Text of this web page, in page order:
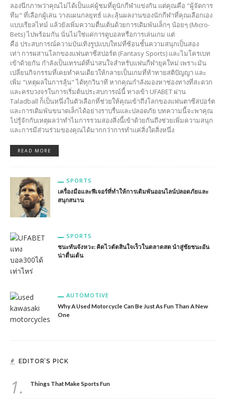
ลองนึกภาพว่าคุณไม่ได้เป็นแค่ผู้ชมที่ดูนักกีฬาแข่งกัน แต่คุณคือ "ผู้จัดการ
ทีม" ที่เลือกผู้เล่น วางแผนกลยุทธ์ และลุ้นผลงานของนักกีฬาที่คุณเลือกเอง
แบบเรียลไทม์ แล้วยังเพิ่มความตื่นเต้นด้วยการเดิมพันเล็กๆ น้อยๆ (Micro-
Bets) ไปพร้อมกัน นั่นไม่ใช่แค่การดูบอลหรือการเล่นเกม แต่
คือ ประสบการณ์ความบันเทิงรูปแบบใหม่ที่ซ้อนชั้นความสนุกเป็นสอง
เท่า การผสานโลกของแฟนตาซีสปอร์ต (Fantasy Sports) และไมโครเบท
เข้าด้วยกัน กำลังเป็นเทรนด์ที่น่าสนใจสำหรับแฟนกีฬายุคใหม่ เพราะมัน
เปลี่ยนกิจกรรมที่เคยทำคนเดียวให้กลายเป็นเกมที่ท้าทายสติปัญญา และ
เพิ่ม "เหตุผลในการลุ้น" ได้ทุกวินาที หากคุณกำลังมองหาช่องทางที่สะดวก
และครบวงจรในการเริ่มต้นประสบการณ์นี้ ทางเข้า UFABET ผ่าน
Taladball ก็เป็นหนึ่งในตัวเลือกที่ช่วยให้คุณเข้าถึงโลกของแฟนตาซีสปอร์ต
และการเดิมพันขนาดเล็กได้อย่างราบรื่นและปลอดภัย บทความนี้จะพาคุณ
ไปรู้จักกับเหตุผลว่าทำไมการรวมสองสิ่งนี้เข้าด้วยกันถึงช่วยเพิ่มความสนุก
และการมีส่วนร่วมของคุณได้มากกว่าการทำแค่สิ่งใดสิ่งหนึ่ง
READ MORE
SPORTS
เครื่องมือและฟีเจอร์ที่ทำให้การเดิมพันออนไลน์ปลอดภัยและ
สนุกสนาน
SPORTS
ชนะทันจังหวะ: คิดไวตัดสินใจเร็วในตลาดสด นำสู่ชัยชนะอัน
น่าตื่นเต้น
AUTOMOTIVE
Why A Used Motorcycle Can Be Just As Fun Than A New
One
EDITOR’S PICK
1. Things That Make Sports Fun